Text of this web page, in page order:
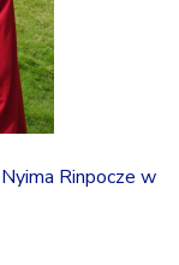
Rinpocze w